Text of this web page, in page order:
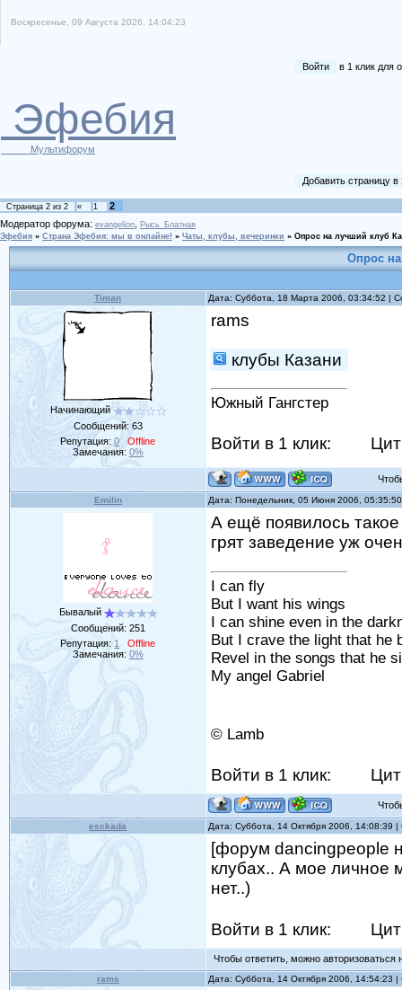
Воскресенье, 09 Августа 2026, 14:04:23
Войти в 1 клик для
Эфебия
Мультифорум
Добавить страницу
Страница 2 из 2 « 1
2
Модератор форума: evangelion
Рысь_Блатная
Эфебия » Страна Эфебия: мы в онлайне! » Чаты, клубы, вечеринки » Опрос на лучший клуб
Опрос
Timan Дата: Суббота, 18 Марта 2006, 03:34:52 |
Начинающий
Сообщений: 63
Репутация:0
Offline
Замечания: 0%
rams
клубы Казани
Южный Гангстер
Войти в 1 клик:
Emilin Дата: Понедельник, 05 Июня 2006,
Бывалый
Сообщений: 251
Репутация: 1
Offline
Замечания: 0%
А ещё появилось
грят заведение уж
I can fly
But I want his wings
I can shine even in the
But I crave the light that he
Revel in the songs that he
My angel Gabriel
© Lamb
Войти в 1 клик:
esckada Дата: Суббота, 14 Октября 2006, 14:08:39
[форум dancingpeople
клубах.. А мое личное
нет..)
Войти в 1 клик:
Чтобы ответить, можно авторизоваться
rams Дата: Суббота, 14 Октября 2006, 14:54:23